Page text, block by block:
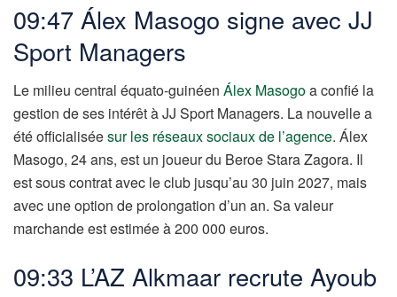
09:47 Álex Masogo signe avec JJ
Sport Managers
Le milieu central équato-guinéen Álex Masogoa confié la
gestion de ses intérêt à JJ Sport Managers. La nouvelle a
été officialiséesur les réseaux sociaux de l’agence. Álex
Masogo, 24 ans, est un joueur du Beroe Stara Zagora. Il
est sous contrat avec le club jusqu’au 30 juin 2027, mais
avec une option de prolongation d’un an. Sa valeur
marchande est estimée à 200 000 euros.
09:33 L’AZ Alkmaar recrute Ayoub